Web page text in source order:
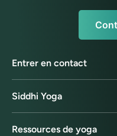
Entrer en contact
Siddhi Yoga
Ressources de yoga